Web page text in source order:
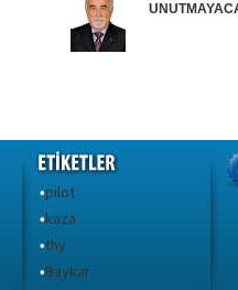
•pilot
•kaza
•thy
•Baykar